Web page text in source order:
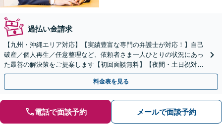
過払い金請求
【九州・沖縄エリア対応】【実績豊富な専門の弁護士が対応！】自己
破産／個人再生／任意整理など、依頼者さま一人ひとりの状況にあっ
た最善の解決策をご提案します【初回面談無料】【夜間・土日祝対応
可】【ビデオ面談可】
料金表を見る
電話で面談予約 メールで面談予約